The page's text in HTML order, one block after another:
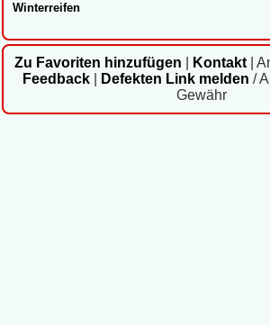
Winterreifen
Zu Favoriten hinzufügen Kontakt|
Feedback| Defekten Link melden /
Gewähr